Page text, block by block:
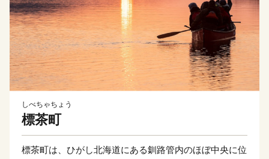
しべちゃちょう
標茶町
標茶町は、ひがし北海道にある釧路管内のほぼ中央に位